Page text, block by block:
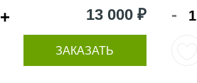
+ 13 000 ₽
ЗАКАЗАТЬ
-